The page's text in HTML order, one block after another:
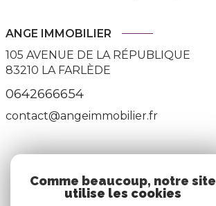
ANGE IMMOBILIER
105 AVENUE DE LA RÉPUBLIQUE
83210 LA FARLÈDE
0642666654
contact@angeimmobilier.fr
Nous adhérons
Comme beaucoup, notre site
utilise les cookies